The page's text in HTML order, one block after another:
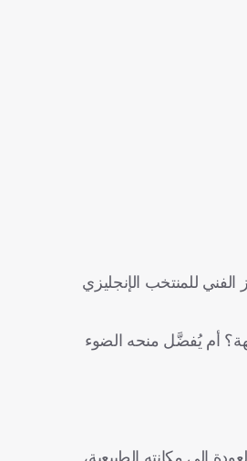
الفني للمنتخب الإنجليزي
أم يُفضَّل منحه الضوء
إلى مكانته الطبيعية،